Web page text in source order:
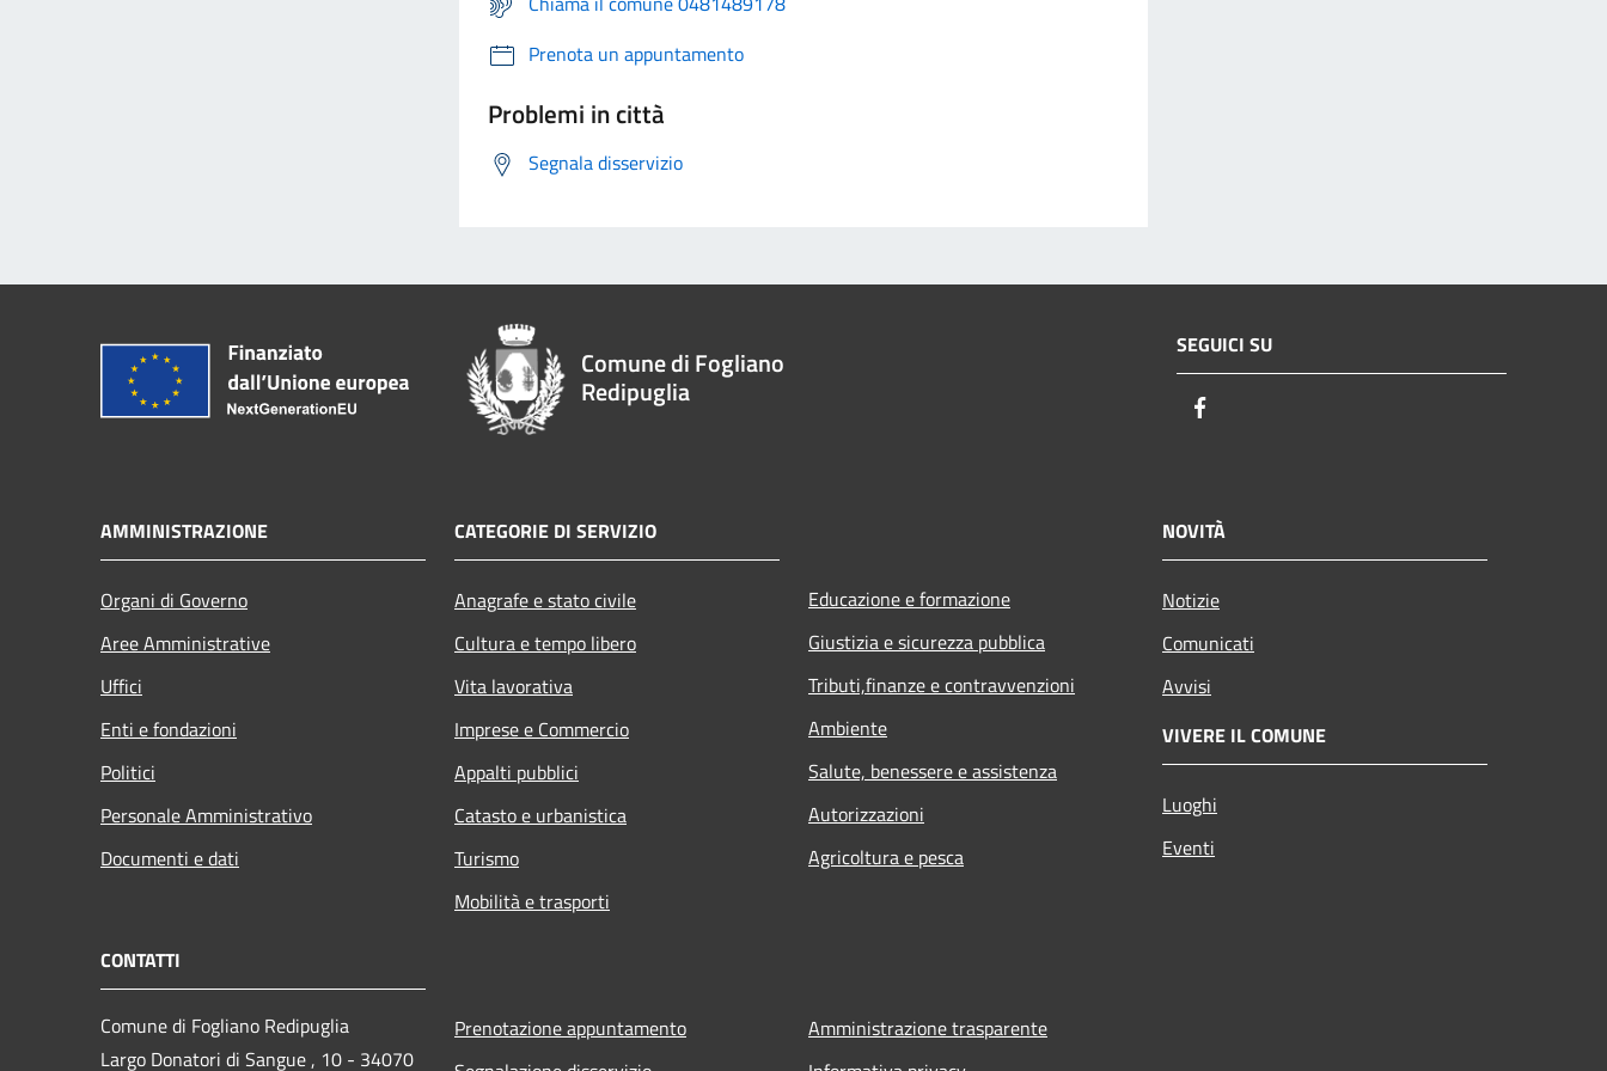
Prenota un appuntamento
Problemi in città
Segnala disservizio
Comune di Fogliano
Redipuglia
SEGUICI SU
AMMINISTRAZIONE
Organi di Governo
Aree Amministrative
Uffici
Enti e fondazioni
Politici
Personale Amministrativo
Documenti e dati
CATEGORIE DI SERVIZIO
Anagrafe e stato civile
Cultura e tempo libero
Vita lavorativa
Imprese e Commercio
Appalti pubblici
Catasto e urbanistica
Turismo
Mobilità e trasporti
Educazione e formazione
Giustizia e sicurezza pubblica
Tributi,finanze e contravvenzioni
Ambiente
Salute, benessere e assistenza
Autorizzazioni
Agricoltura e pesca
NOVITÀ
Notizie
Comunicati
Avvisi
VIVERE IL COMUNE
Luoghi
Eventi
CONTATTI
Comune di Fogliano Redipuglia
Largo Donatori di Sangue , 10 - 34070
Prenotazione appuntamento
Amministrazione trasparente